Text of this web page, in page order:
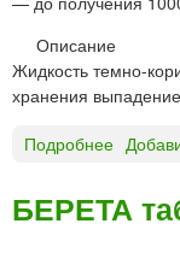
м
с
т
а
р
Описание
Жидкость темно-
хранения
Подробнее
ф
БЕРЕТА